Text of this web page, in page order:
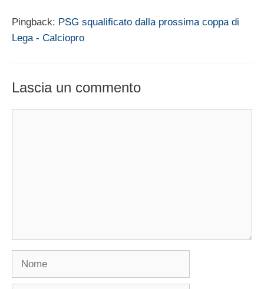
Pingback: PSG squalificato dalla prossima coppa di
Lega - Calciopro
Lascia un commento
Nome